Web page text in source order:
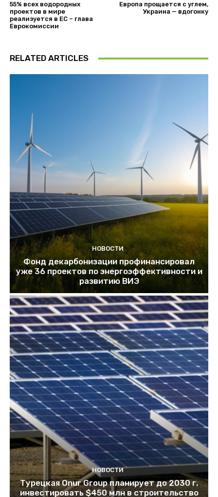
55% всех водородных
проектов в мире
реализуется в ЕС – глава
Еврокомиссии
Европа прощается с углем,
Украина — вдогонку
RELATED ARTICLES
НОВОСТИ
Фонд декарбонизации профинансировал
уже 36 проектов по энергоэффективности и
развитию ВИЭ
НОВОСТИ
Турецкая Onur Group планирует до 2030 г.
инвестировать $450 млн в строительство